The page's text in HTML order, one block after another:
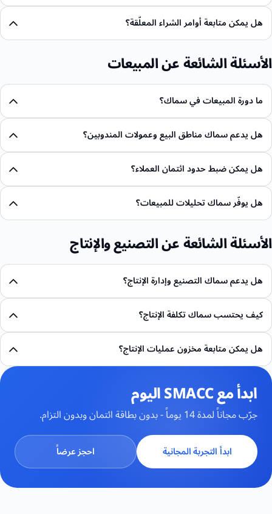
هل يمكن متابعة أوامر الشراء المعلّقة؟
الأسئلة الشائعة عن المبيعات
ما دورة المبيعات في سماك؟
هل يدعم سماك مناطق البيع وعمولات المندوبين؟
هل يمكن ضبط حدود ائتمان العملاء؟
هل يوفّر سماك تحليلات للمبيعات؟
الأسئلة الشائعة عن التصنيع والإنتاج
هل يدعم سماك التصنيع وإدارة الإنتاج؟
كيف يحتسب سماك تكلفة الإنتاج؟
هل يمكن متابعة مخزون عمليات الإنتاج؟
ابدأ مع SMACC اليوم
جرّب مجاناً لمدة 14 يوماً - بدون بطاقة ائتمان وبدون التزام.
ابدأ التجربة المجانية احجز عرضاً